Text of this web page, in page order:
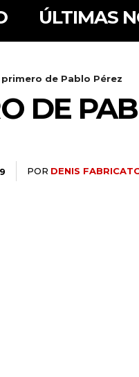
ÚLTIMAS
primero de Pablo Pérez
DE
POR DENIS